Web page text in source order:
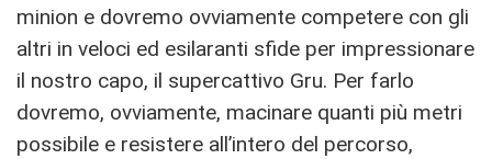
minion e dovremo ovviamente competere con gli
altri in veloci ed esilaranti sfide per impressionare
il nostro capo, il supercattivo Gru. Per farlo
dovremo, ovviamente, macinare quanti più metri
possibile e resistere all’intero del percorso,